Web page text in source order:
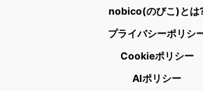
nobico(のびこ)とは
プライバシーポリシ
Cookieポリシー
AIポリシー